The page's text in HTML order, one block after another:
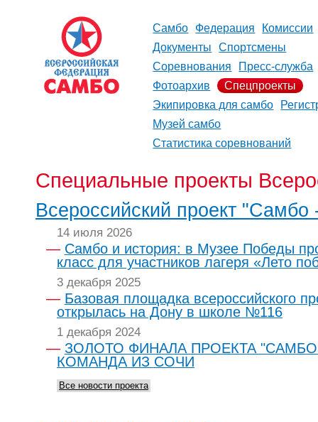
Самбо Федерация
Комиссии
Документы
Спортсмены
Соревнования
Пресс-служба
Фотоархив
Спецпроекты
Экипировка для самбо
Музей самбо
Статистика соревнований
Специальные проекты
Всероссийский проект "Самбо
14 июля 2026
Самбо и история: в Музее Победы
класс для участников лагеря «Лето
3 декабря 2025
Базовая площадка всероссийского
открылась на Дону в школе №116
1 декабря 2024
ЗОЛОТО ФИНАЛА ПРОЕКТА
КОМАНДА ИЗ СОЧИ
Все новости проекта